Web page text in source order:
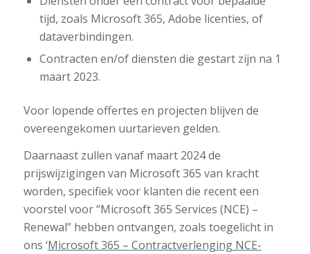
tijd, zoals Microsoft 365, Adobe licenties, of
dataverbindingen.
Contracten en/of diensten die gestart zijn na 1
maart 2023.
Voor lopende offertes en projecten blijven de
overeengekomen uurtarieven gelden.
Daarnaast zullen vanaf maart 2024 de
prijswijzigingen van Microsoft 365 van kracht
worden, specifiek voor klanten die recent een
voorstel voor “Microsoft 365 Services (NCE) –
Renewal” hebben ontvangen, zoals toegelicht in
ons ‘Microsoft 365 – Contractverlenging NCE-